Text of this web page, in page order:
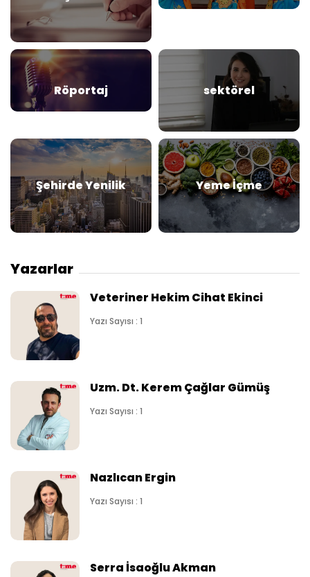
Röportaj sektörel
Şehirde Yenilik Yeme İçme
Yazarlar
Veteriner Hekim Cihat Ekinci
Yazı Sayısı : 1
Uzm. Dt. Kerem Çağlar Gümüş
Yazı Sayısı : 1
Nazlıcan Ergin
Yazı Sayısı : 1
Serra İsaoğlu Akman